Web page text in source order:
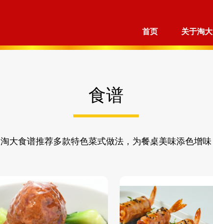
首页 关于淘大
食谱
淘大食谱推荐多款特色菜式做法，为餐桌美味添色增味